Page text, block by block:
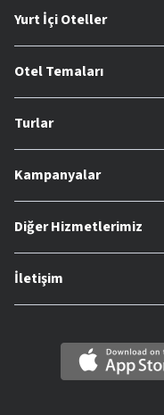
Yurt İçi Oteller
Otel Temaları
Turlar
Kampanyalar
Diğer Hizmetlerimiz
İletişim